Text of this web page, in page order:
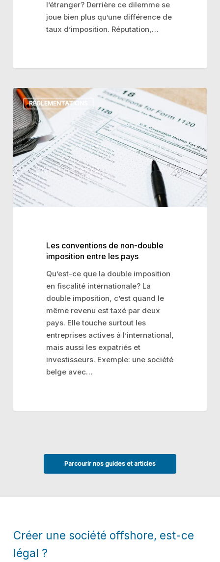
l’étranger? Derrière ce dilemme se
joue bien plus qu’une différence de
taux d’imposition. Réputation,…
RÉGLEMENTATIONS
Les
conventions
de
non-
double
imposition
entre
les
pays
Les conventions de non-double
imposition entre les pays
Qu’est-ce que la double imposition
en fiscalité internationale? La
double imposition, c’est quand le
même revenu est taxé par deux
pays. Elle touche surtout les
entreprises actives à l’international,
mais aussi les expatriés et
investisseurs. Exemple: une société
belge avec…
Parcourir nos guides et articles
Créer une société offshore, est-ce
légal ?